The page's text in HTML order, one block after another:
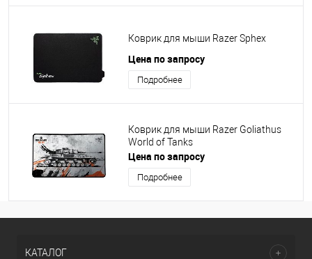
Коврик для мыши Razer Sphex
Цена по запросу
Подробнее
Коврик для мыши Razer Goliathus
World of Tanks
Цена по запросу
Подробнее
КАТАЛОГ